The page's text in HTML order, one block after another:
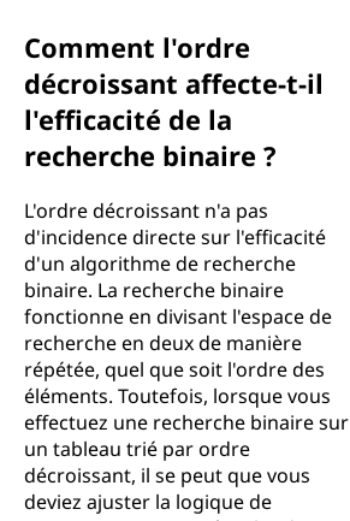
Comment l'ordre
décroissant affecte-t-il
l'efficacité de la
recherche binaire ?
L'ordre décroissant n'a pas
d'incidence directe sur l'efficacité
d'un algorithme de recherche
binaire. La recherche binaire
fonctionne en divisant l'espace de
recherche en deux de manière
répétée, quel que soit l'ordre des
éléments. Toutefois, lorsque vous
effectuez une recherche binaire sur
un tableau trié par ordre
décroissant, il se peut que vous
deviez ajuster la logique de